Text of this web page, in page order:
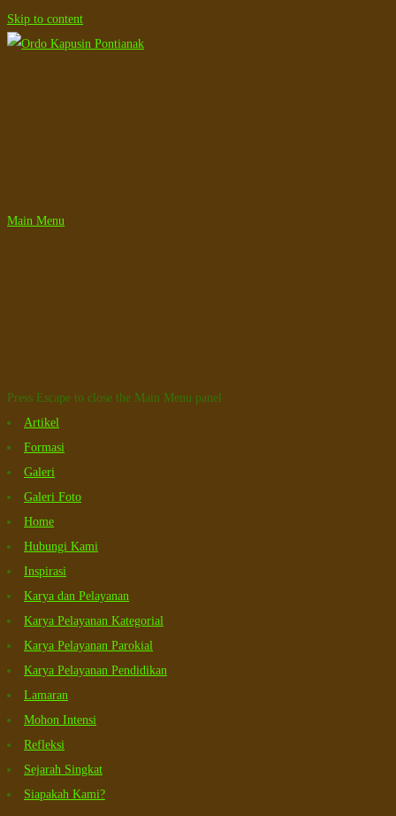
Skip to content
Main Menu
Press Escape to close the Main Menu panel
Artikel
Formasi
Galeri
Galeri Foto
Home
Hubungi Kami
Inspirasi
Karya dan Pelayanan
Karya Pelayanan Kategorial
Karya Pelayanan Parokial
Karya Pelayanan Pendidikan
Lamaran
Mohon Intensi
Refleksi
Sejarah Singkat
Siapakah Kami?